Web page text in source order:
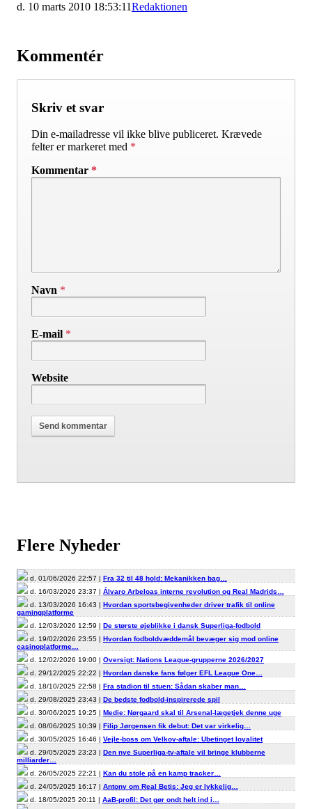
d. 10 marts 2010 18:53:11Redaktionen
Kommentér
Skriv et svar
Din e-mailadresse vil ikke blive publiceret. Krævede
felter er markeret med *
Kommentar *
Navn *
E-mail *
Website
Flere Nyheder
d. 01/06/2026 22:57 | Fra 32 til 48 hold: Mekanikken bag…
d. 16/03/2026 23:37 | Álvaro Arbeloas interne revolution og Real Madrids…
d. 13/03/2026 16:43 | Hvordan sportsbegivenheder driver trafik til online
gamingplatforme
d. 12/03/2026 12:59 | De største øjeblikke i dansk Superliga-fodbold
d. 19/02/2026 23:55 | Hvordan fodboldvæddemål bevæger sig mod online
casinoplatforme…
d. 12/02/2026 19:00 | Oversigt: Nations League-grupperne 2026/2027
d. 29/12/2025 22:22 | Hvordan danske fans følger EFL League One…
d. 18/10/2025 22:58 | Fra stadion til stuen: Sådan skaber man…
d. 29/08/2025 23:43 | De bedste fodbold-inspirerede spil
d. 30/06/2025 19:25 | Medie: Nørgaard skal til Arsenal-lægetjek denne uge
d. 08/06/2025 10:39 | Filip Jørgensen fik debut: Det var virkelig…
d. 30/05/2025 16:46 | Vejle-boss om Velkov-aftale: Ubetinget loyalitet
d. 29/05/2025 23:23 | Den nye Superliga-tv-aftale vil bringe klubberne
milliarder…
d. 26/05/2025 22:21 | Kan du stole på en kamp tracker…
d. 24/05/2025 16:17 | Antony om Real Betis: Jeg er lykkelig…
d. 18/05/2025 20:11 | AaB-profil: Det gør ondt helt ind i…